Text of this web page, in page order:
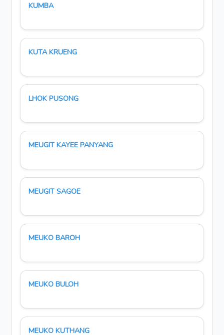
KUMBA
KUTA KRUENG
LHOK PUSONG
MEUGIT KAYEE PANYANG
MEUGIT SAGOE
MEUKO BAROH
MEUKO BULOH
MEUKO KUTHANG